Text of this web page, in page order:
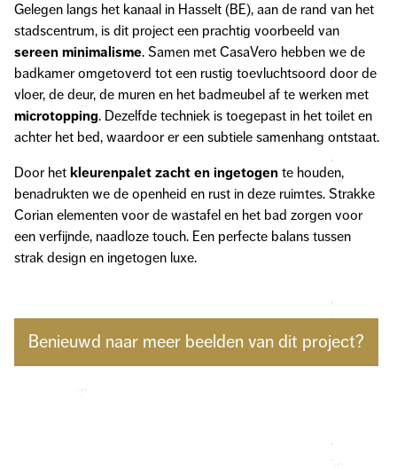
Gelegen langs het kanaal in Hasselt (BE), aan de rand van het
stadscentrum, is dit project een prachtig voorbeeld van
sereen minimalisme. Samen met CasaVero hebben we de
badkamer omgetoverd tot een rustig toevluchtsoord door de
vloer, de deur, de muren en het badmeubel af te werken met
microtopping. Dezelfde techniek is toegepast in het toilet en
achter het bed, waardoor er een subtiele samenhang ontstaat.
Door het kleurenpalet zacht en ingetogen te houden,
benadrukten we de openheid en rust in deze ruimtes. Strakke
Corian elementen voor de wastafel en het bad zorgen voor
een verfijnde, naadloze touch. Een perfecte balans tussen
strak design en ingetogen luxe.
Benieuwd naar meer beelden van dit project?